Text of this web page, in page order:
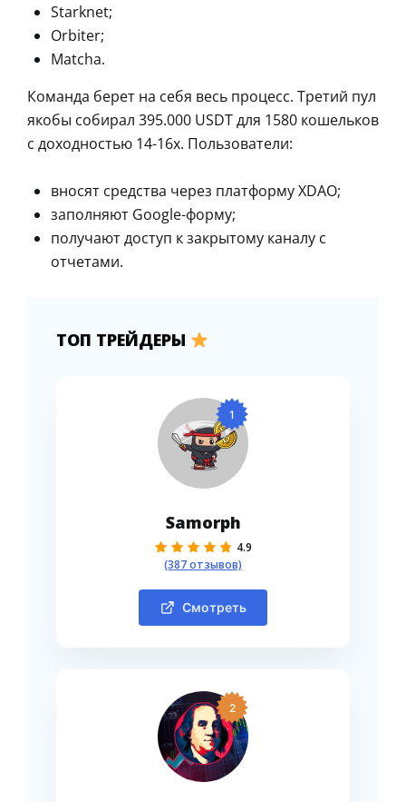
Starknet;
Orbiter;
Matcha.
Команда берет на себя весь процесс. Третий пул
якобы собирал 395.000 USDT для 1580 кошельков
с доходностью 14-16х. Пользователи:
вносят средства через платформу XDAO;
заполняют Google-форму;
получают доступ к закрытому каналу с
отчетами.
ТОП ТРЕЙДЕРЫ
1
Samorph
4.9
(387 отзывов)
Смотреть
2